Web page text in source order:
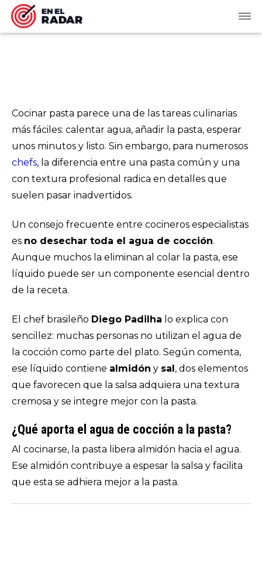
Cocinar pasta parece una de las tareas culinarias
más fáciles: calentar agua, añadir la pasta, esperar
unos minutos y listo. Sin embargo, para numerosos
chefs, la diferencia entre una pasta común y una
con textura profesional radica en detalles que
suelen pasar inadvertidos.
Un consejo frecuente entre cocineros especialistas
es no desechar toda el agua de cocción.
Aunque muchos la eliminan al colar la pasta, ese
líquido puede ser un componente esencial dentro
de la receta.
El chef brasileño Diego Padilha lo explica con
sencillez: muchas personas no utilizan el agua de
la cocción como parte del plato. Según comenta,
ese líquido contiene almidón y sal, dos elementos
que favorecen que la salsa adquiera una textura
cremosa y se integre mejor con la pasta.
¿Qué aporta el agua de cocción a la pasta?
Al cocinarse, la pasta libera almidón hacia el agua.
Ese almidón contribuye a espesar la salsa y facilita
que esta se adhiera mejor a la pasta.